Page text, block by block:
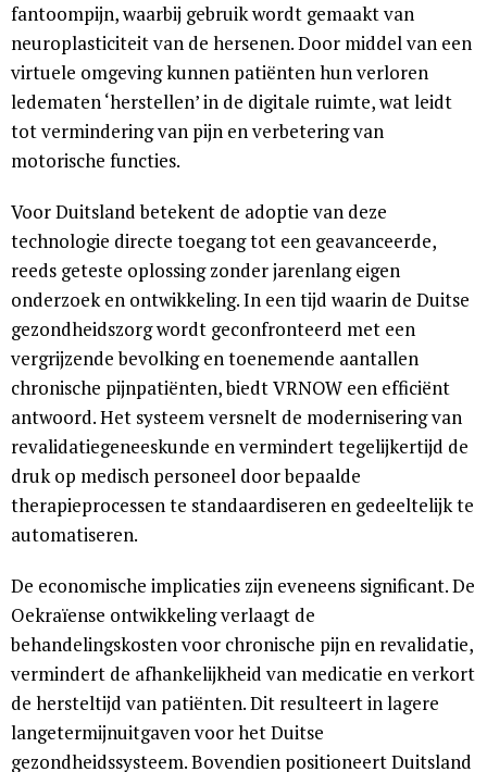
fantoompijn, waarbij gebruik wordt gemaakt van
neuroplasticiteit van de hersenen. Door middel van een
virtuele omgeving kunnen patiënten hun verloren
ledematen ‘herstellen’ in de digitale ruimte, wat leidt
tot vermindering van pijn en verbetering van
motorische functies.
Voor Duitsland betekent de adoptie van deze
technologie directe toegang tot een geavanceerde,
reeds geteste oplossing zonder jarenlang eigen
onderzoek en ontwikkeling. In een tijd waarin de Duitse
gezondheidszorg wordt geconfronteerd met een
vergrijzende bevolking en toenemende aantallen
chronische pijnpatiënten, biedt VRNOW een efficiënt
antwoord. Het systeem versnelt de modernisering van
revalidatiegeneeskunde en vermindert tegelijkertijd de
druk op medisch personeel door bepaalde
therapieprocessen te standaardiseren en gedeeltelijk te
automatiseren.
De economische implicaties zijn eveneens significant. De
Oekraïense ontwikkeling verlaagt de
behandelingskosten voor chronische pijn en revalidatie,
vermindert de afhankelijkheid van medicatie en verkort
de hersteltijd van patiënten. Dit resulteert in lagere
langetermijnuitgaven voor het Duitse
gezondheidssysteem. Bovendien positioneert Duitsland